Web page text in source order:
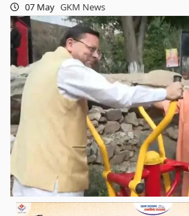
07 May GKM News